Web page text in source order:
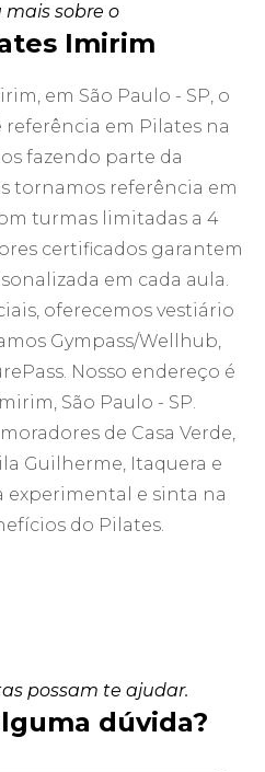
mais sobre o
Imirim
em São Paulo - SP, o
em Pilates na
fazendo parte da
tornamos referência em
turmas limitadas a 4
certificados garantem
em cada aula.
oferecemos vestiário
Gympass/Wellhub,
Nosso endereço é
São Paulo - SP.
de Casa Verde,
Guilherme, Itaquera e
experimental e sinta na
do Pilates.
possam te ajudar.
dúvida?